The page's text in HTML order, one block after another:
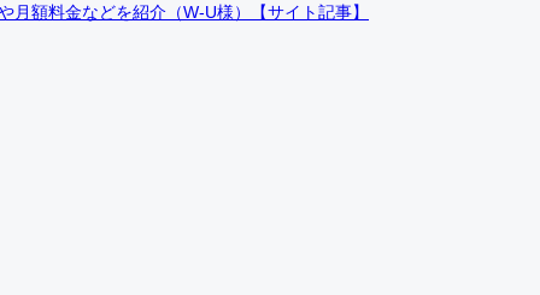
額料金などを紹介（W-U様）【サイト記事】